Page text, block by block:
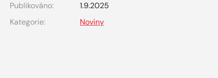
Publikováno:
1.9.2025
Kategorie:
Noviny